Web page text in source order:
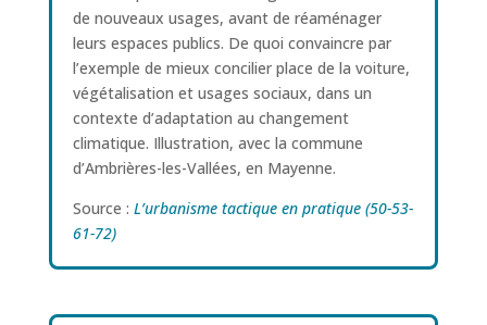
de nouveaux usages, avant de réaménager
leurs espaces publics. De quoi convaincre par
l’exemple de mieux concilier place de la voiture,
végétalisation et usages sociaux, dans un
contexte d’adaptation au changement
climatique. Illustration, avec la commune
d’Ambrières-les-Vallées, en Mayenne.
Source : L’urbanisme tactique en pratique (50-53-
61-72)